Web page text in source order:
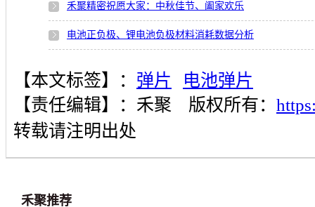
禾聚精密祝愿大家：中秋佳节、阖家欢乐
电池正负极、锂电池负极材料消耗数据分析
【本文标签】： 弹片
电池弹片
【责任编辑】： 禾聚 版权所有：
转载请注明出处
禾聚推荐